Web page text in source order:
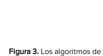
Figura 3. Los algoritmos de